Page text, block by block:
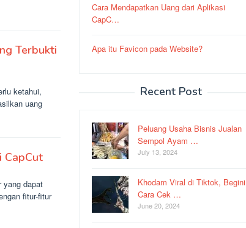
Terbukti
ketahui,
uang
CapCut
yang dapat
fitur-fitur
Cara Mendapatkan Uang dari Aplikasi
CapC…
Apa itu Favicon pada Website?
Recent Post
Peluang Usaha Bisnis Jualan
Sempol Ayam …
July 13, 2024
Khodam Viral di Tiktok, Begini
Cara Cek …
June 20, 2024